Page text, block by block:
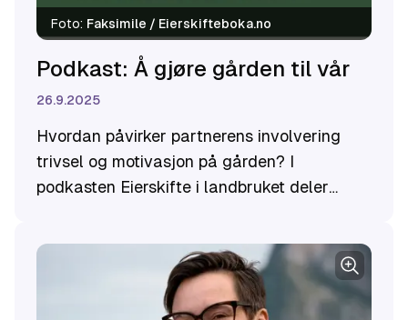
Foto: Faksimile / Eierskifteboka.no
Podkast: Å gjøre gården til vår
26.9.2025
Hvordan påvirker partnerens involvering
trivsel og motivasjon på gården? I
podkasten Eierskifte i landbruket deler
partners involvering på gårdsbruket som ble
gjennomført i samarbeid med Ruralis og